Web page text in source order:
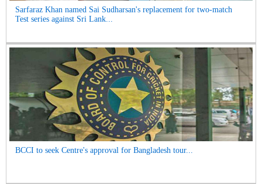
Sarfaraz Khan named Sai Sudharsan's replacement for two-match
Test series against Sri Lank...
BCCI to seek Centre's approval for Bangladesh tour...